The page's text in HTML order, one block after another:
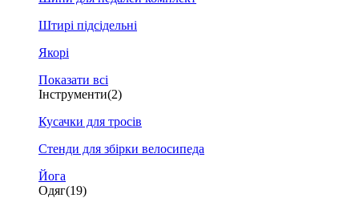
Штирі підсідельні
Якорі
Показати всі
Інструменти(2)
Кусачки для тросів
Стенди для збірки велосипеда
Йога
Одяг(19)